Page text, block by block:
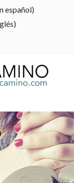
español)